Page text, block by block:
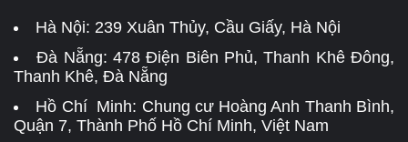
Hà Nội: 239 Xuân Thủy, Cầu Giấy, Hà Nội
Đà Nẵng:478 Điện Biên Phủ, Thanh Khê Đông,
Thanh Khê, Đà Nẵng
Hồ Chí Minh: Chung cư Hoàng Anh Thanh Bình,
Quận 7, Thành Phố Hồ Chí Minh, Việt Nam